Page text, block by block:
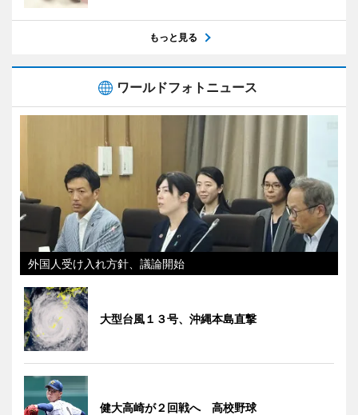
もっと見る
ワールドフォトニュース
外国人受け入れ方針、議論開始
大型台風１３号、沖縄本島直撃
健大高崎が２回戦へ 高校野球